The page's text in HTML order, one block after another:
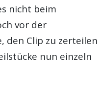
nicht beim
vor der
den Clip zu zerteilen
nun einzeln